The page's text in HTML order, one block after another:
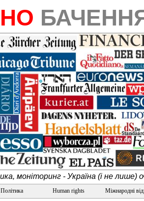
моніторинг - Україна (і не лише)
Human rights Міжнародні